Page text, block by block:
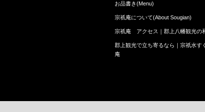
お品書き(Menu)
宗祇庵について(About Sougian)
宗祇庵 アクセス｜郡上八幡観光の
郡上観光で立ち寄るなら｜宗祇水す
庵